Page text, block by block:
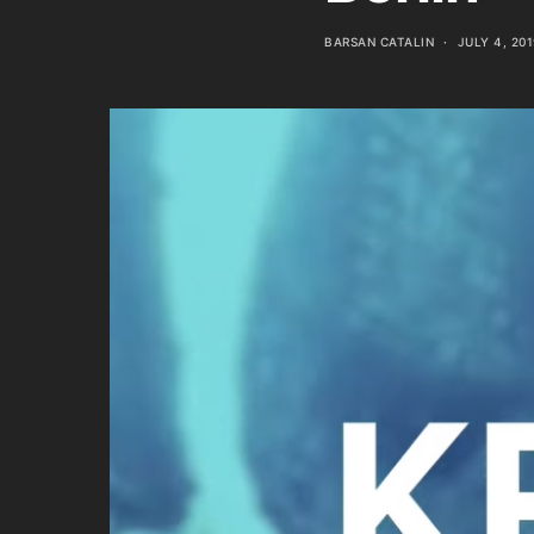
BARSAN CATALIN JULY 4,